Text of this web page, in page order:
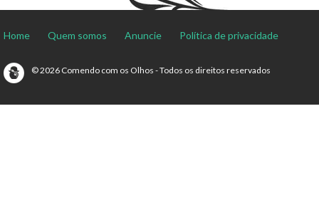
Home Quem somos Anuncie Política de privacidade
© 2026 Comendo com os Olhos - Todos os direitos reservados